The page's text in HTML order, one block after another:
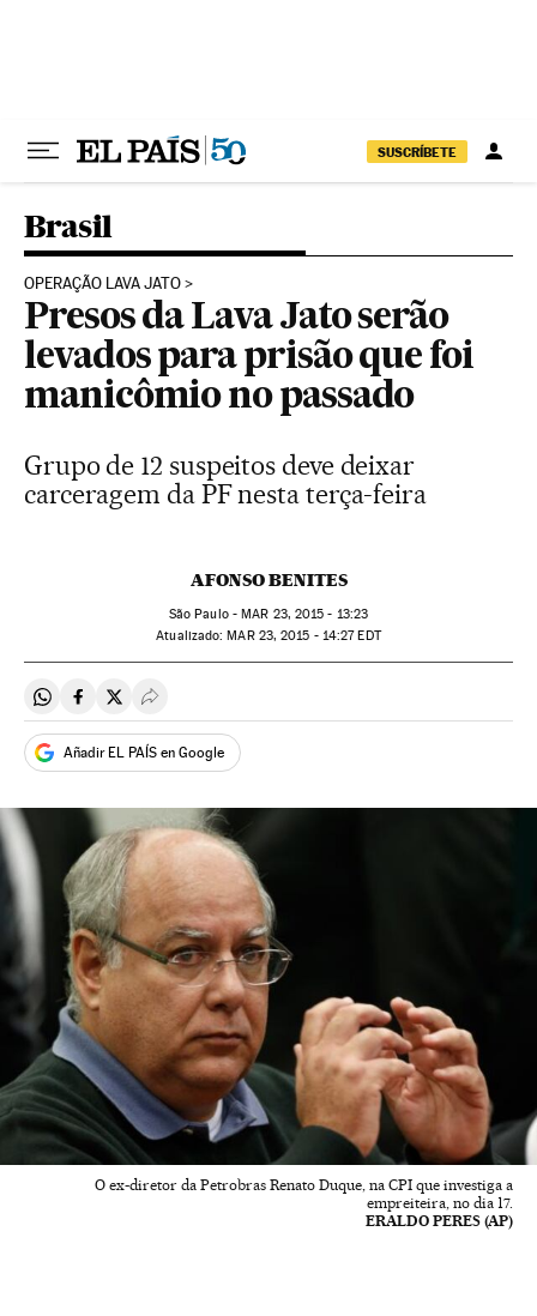
SUSCRÍBETE
Brasil
OPERAÇÃO LAVA JATO
Presos da Lava Jato serão
levados para prisão que foi
manicômio no passado
Grupo de 12 suspeitos deve deixar
carceragem da PF nesta terça-feira
AFONSO BENITES
São Paulo -MAR 23, 2015 - 13:23
atualizado: MAR23, 2015 - 14:27EDT
Compartir en Whatsapp
Compartir en Facebook
Compartir en Twitter
Desplegar Redes Sociales
Añadir EL PAÍS en Google
O ex-diretor da Petrobras Renato Duque, na CPI que investiga a
empreiteira, no dia 17.
ERALDO PERES (AP)